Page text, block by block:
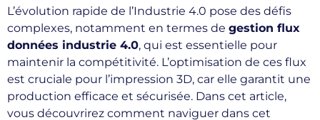
L’évolution rapide de l’Industrie 4.0 pose des défis
complexes, notamment en termes de gestion flux
données industrie 4.0, qui est essentielle pour
maintenir la compétitivité. L’optimisation de ces flux
est cruciale pour l’impression 3D, car elle garantit une
production efficace et sécurisée. Dans cet article,
vous découvrirez comment naviguer dans cet